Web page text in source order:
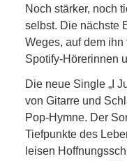
Noch stärker, noch
selbst. Die nächste
Weges, auf dem
Spotify-Hörerinnen
Die neue Single „I
von Gitarre und
Pop-Hymne. Der
Tiefpunkte des
leisen